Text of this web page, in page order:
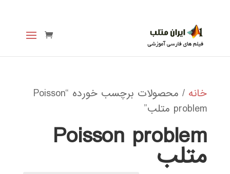
خانه
/ محصولات برچسب خورده “Poisson
problem متلب”
Poisson problem
متلب